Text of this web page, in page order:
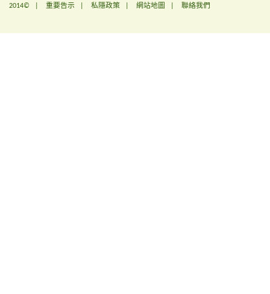
2014© | 重要告示 私隱政策 網站地圖 聯絡我們